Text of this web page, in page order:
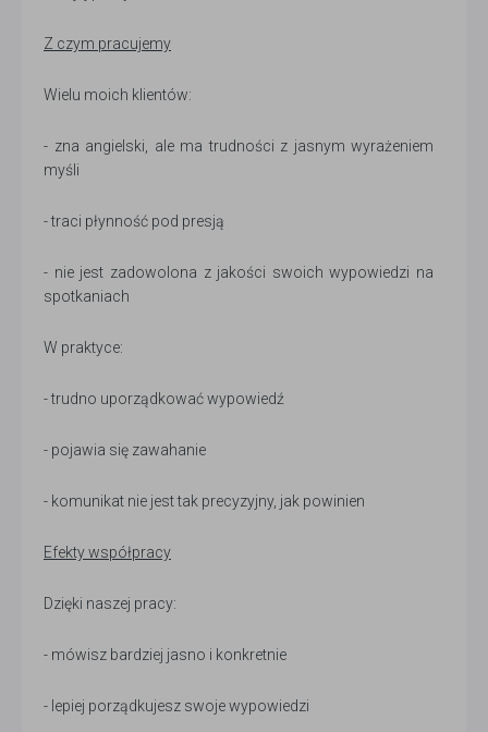
Z czym pracujemy
Wielu moich klientów:
- zna angielski, ale ma trudności z jasnym wyrażeniem
myśli
- traci płynność pod presją
- nie jest zadowolona z jakości swoich wypowiedzi na
spotkaniach
W praktyce:
- trudno uporządkować wypowiedź
- pojawia się zawahanie
- komunikat nie jest tak precyzyjny, jak powinien
Efekty współpracy
Dzięki naszej pracy:
- mówisz bardziej jasno i konkretnie
- lepiej porządkujesz swoje wypowiedzi